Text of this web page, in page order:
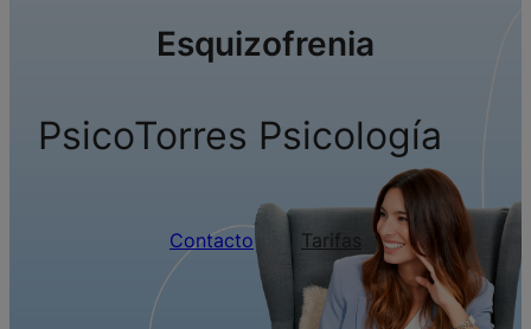
Esquizofrenia
PsicoTorres Psicología
Contacto Tarifas